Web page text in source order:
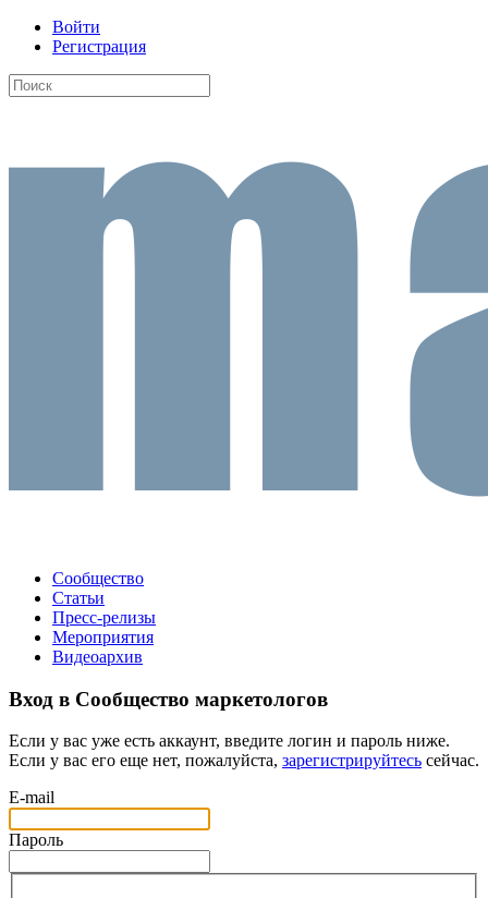
Войти
Регистрация
Сообщество
Статьи
Пресс-релизы
Мероприятия
Видеоархив
Вход в Сообщество маркетологов
Если у вас уже есть аккаунт, введите логин и пароль ниже.
Если у вас его еще нет, пожалуйста, зарегистрируйтесь сейчас.
E-mail
Пароль